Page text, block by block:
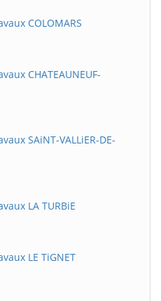
COLOMARS
CHATEAUNEUF-
SAiNT-VALLiER-DE-
LA TURBiE
LE TiGNET